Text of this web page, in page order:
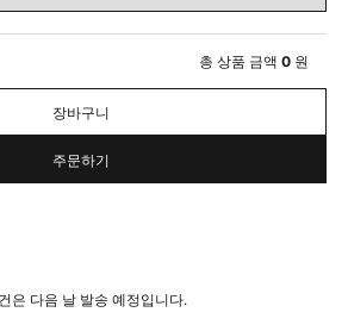
총 상품 금액 0 원
장바구니
주문하기
은 다음 날 발송 예정입니다.